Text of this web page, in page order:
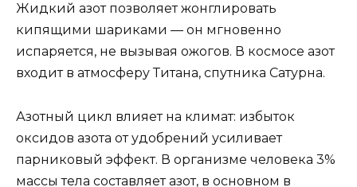
Жидкий азот позволяет жонглировать
кипящими шариками — он мгновенно
испаряется, не вызывая ожогов. В космосе азот
входит в атмосферу Титана, спутника Сатурна.
Азотный цикл влияет на климат: избыток
оксидов азота от удобрений усиливает
парниковый эффект. В организме человека 3%
массы тела составляет азот, в основном в